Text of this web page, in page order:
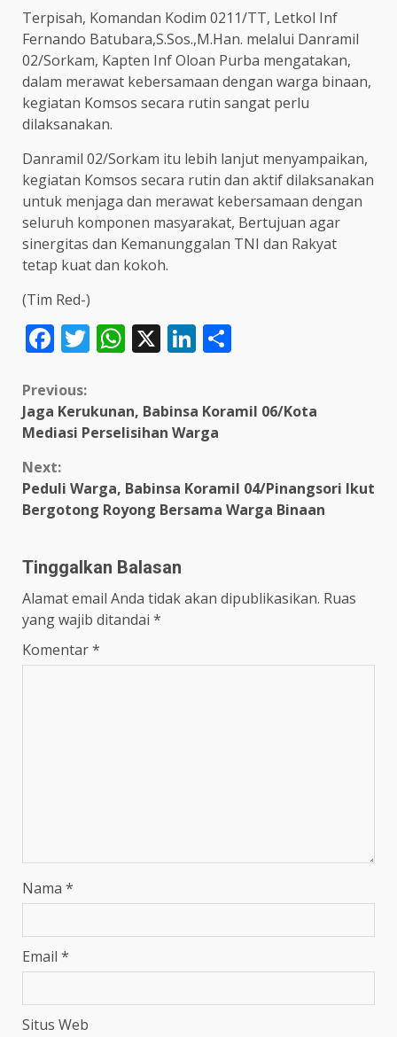
Terpisah, Komandan Kodim 0211/TT, Letkol Inf
Fernando Batubara,S.Sos.,M.Han. melalui Danramil
02/Sorkam, Kapten Inf Oloan Purba mengatakan,
dalam merawat kebersamaan dengan warga binaan,
kegiatan Komsos secara rutin sangat perlu
dilaksanakan.
Danramil 02/Sorkam itu lebih lanjut menyampaikan,
kegiatan Komsos secara rutin dan aktif dilaksanakan
untuk menjaga dan merawat kebersamaan dengan
seluruh komponen masyarakat, Bertujuan agar
sinergitas dan Kemanunggalan TNI dan Rakyat
tetap kuat dan kokoh.
(Tim Red-)
Facebook
Twitter
WhatsApp
X LinkedIn
Continue
Reading
Previous:
Jaga Kerukunan, Babinsa Koramil 06/Kota
Mediasi Perselisihan Warga
Next:
Peduli Warga, Babinsa Koramil 04/Pinangsori Ikut
Bergotong Royong Bersama Warga Binaan
Tinggalkan Balasan
Alamat email Anda tidak akan dipublikasikan. Ruas
yang wajib ditandai *
Komentar*
Nama *
Email *
Situs Web